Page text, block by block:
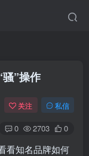
”操作
关注 私信
0 2703 0
看知名品牌如何